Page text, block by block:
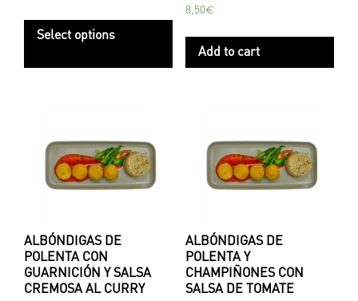
Select options
8,50€
Add to cart
ALBÓNDIGAS DE
POLENTA CON
GUARNICIÓN Y SALSA
CREMOSA AL CURRY
ALBÓNDIGAS DE
POLENTA Y
CHAMPIÑONES CON
SALSA DE TOMATE